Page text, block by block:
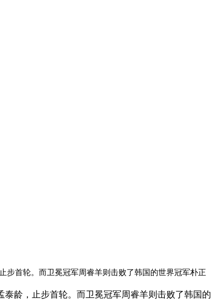
首轮。而卫冕冠军周睿羊则击败了韩国的世界冠军朴正
龄，止步首轮。而卫冕冠军周睿羊则击败了韩国的